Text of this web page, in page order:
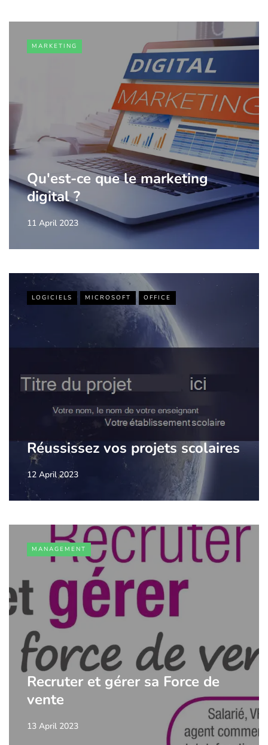
MARKETING
Qu'est-ce que le marketing
digital ?
11 April 2023
LOGICIELS MICROSOFT OFFICE
Réussissez vos projets scolaires
12 April 2023
MANAGEMENT
Recruter et gérer sa Force de
vente
13 April 2023